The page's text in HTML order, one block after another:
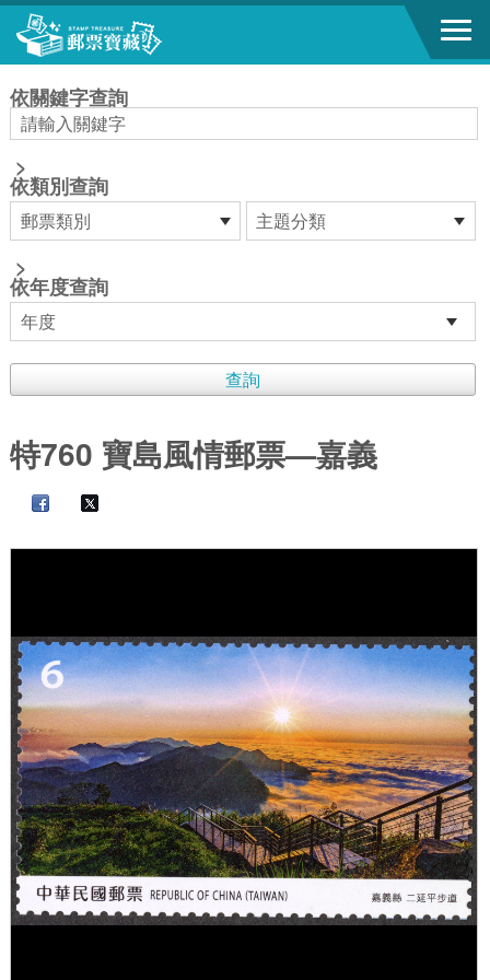
跳到主要內容區塊
依關鍵字查詢
>
依類別查詢
>
依年度查詢
特760 寶島風情郵票—嘉義